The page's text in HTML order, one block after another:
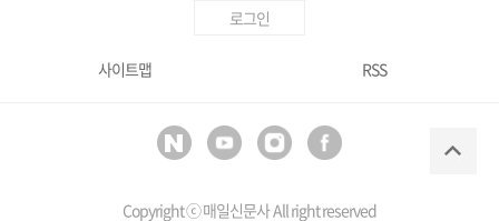
로그인
사이트맵 RSS
Copyright ⓒ매일신문사All right reserved